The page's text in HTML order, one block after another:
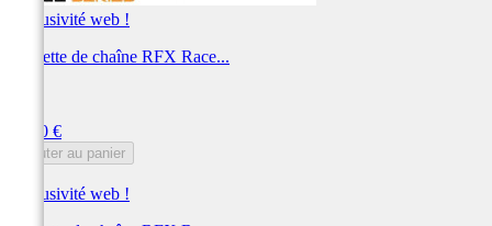
Exclusivité web !
Roulette de chaîne RFX Race...
11,00 €
Ajouter au panier
Exclusivité web !